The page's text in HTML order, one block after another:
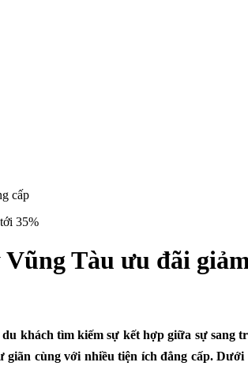
35%
Tàu ưu đãi
khách tìm kiếm sự kết hợp giữa sự
cùng với nhiều tiện ích đẳng cấp.